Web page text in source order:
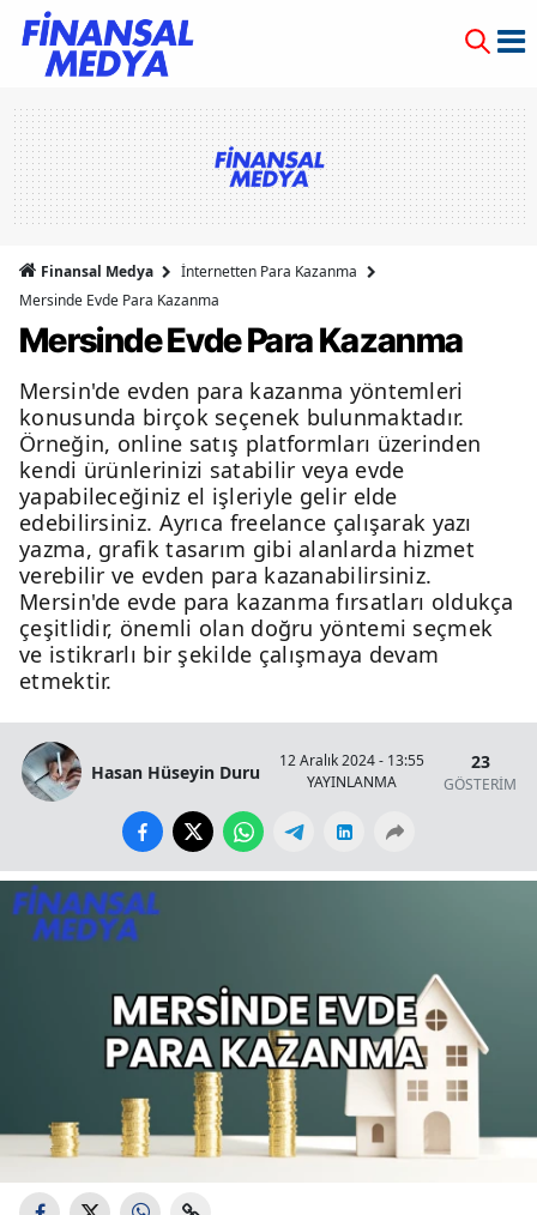
Finansal Medya
İnternetten Para Kazanma
Mersinde Evde Para Kazanma
Mersinde Evde Para Kazanma
Mersin'de evden para kazanma yöntemleri
konusunda birçok seçenek bulunmaktadır.
Örneğin, online satış platformları üzerinden
kendi ürünlerinizi satabilir veya evde
yapabileceğiniz el işleriyle gelir elde
edebilirsiniz. Ayrıca freelance çalışarak yazı
yazma, grafik tasarım gibi alanlarda hizmet
verebilir ve evden para kazanabilirsiniz.
Mersin'de evde para kazanma fırsatları oldukça
çeşitlidir, önemli olan doğru yöntemi seçmek
ve istikrarlı bir şekilde çalışmaya devam
etmektir.
Hasan Hüseyin Duru
12 Aralık 2024 - 13:55
YAYINLANMA
23
GÖSTERİM